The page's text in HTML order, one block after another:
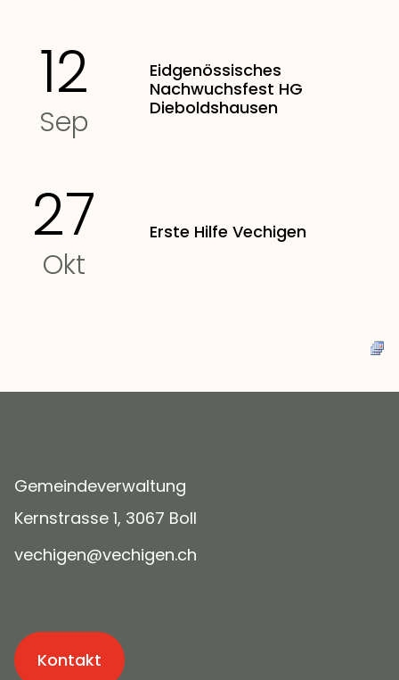
12
Sep
Eidgenössisches
Nachwuchsfest HG
Dieboldshausen
27
Okt
Erste Hilfe Vechigen
Gemeindeverwaltung
Kernstrasse 1, 3067 Boll
v ch g n v ch g n ch
Kontakt